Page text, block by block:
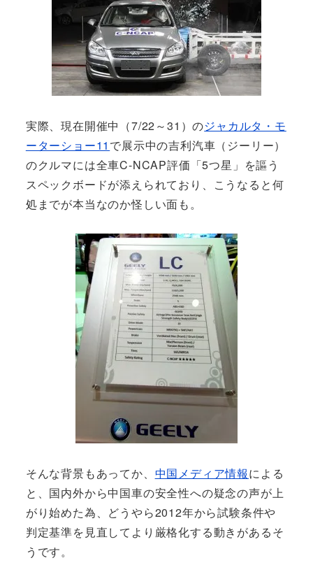
実際、現在開催中（7/22～31）のジャカルタ・モ
ーターショー11 で展示中の吉利汽車（ジーリー）
のクルマには全車C-NCAP評価「5つ星」を謳う
スペックボードが添えられており、こうなると何
処までが本当なのか怪しい面も。
そんな背景もあってか、 中国メディア情報による
と、国内外から中国車の安全性への疑念の声が上
がり始めた為、どうやら2012年から試験条件や
判定基準を見直してより厳格化する動きがあるそ
うです。